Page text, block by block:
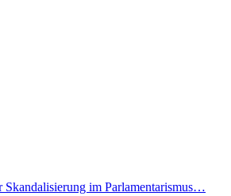
Skandalisierung im Parlamentarismus…